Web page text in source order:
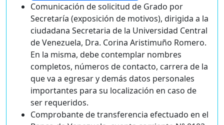
Comunicación de solicitud de Grado por
Secretaría (exposición de motivos), dirigida a la
ciudadana Secretaria de la Universidad Central
de Venezuela, Dra. Corina Aristimuño Romero.
En la misma, debe contemplar nombres
completos, números de contacto, carrera de la
que va a egresar y demás datos personales
importantes para su localización en caso de
ser requeridos.
Comprobante de transferencia efectuado en el